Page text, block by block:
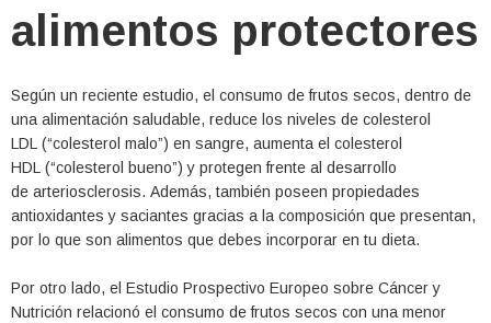
alimentos protectores
Según un reciente estudio, el consumo de frutos secos, dentro de
una alimentación saludable, reduce los niveles de colesterol
LDL (“colesterol malo”) en sangre, aumenta el colesterol
HDL (“colesterol bueno”) y protegen frente al desarrollo
de arteriosclerosis. Además, también poseen propiedades
antioxidantes y saciantes gracias a la composición que presentan,
por lo que son alimentos que debes incorporar en tu dieta.
Por otro lado, el Estudio Prospectivo Europeo sobre Cáncer y
Nutrición relacionó el consumo de frutos secos con una menor